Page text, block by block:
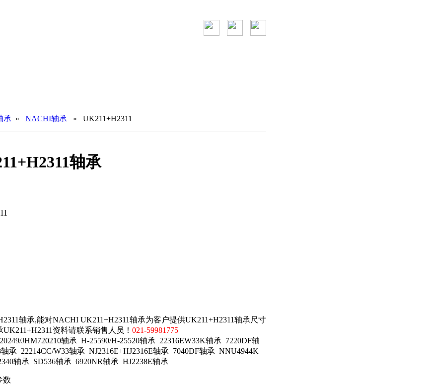
承 » NACHI轴承 » UK211+H2311
轴承
轴承,能对NACHI UK211+H2311轴承为客户提供UK211+H2311轴承尺寸
资料请联系销售人员！ 021-59981775
JHM720210轴承 H-25590/H-25520轴承 22316EW33K轴承 7220DF轴
承 22214CC/W33轴承 NJ2316E+HJ2316E轴承 7040DF轴承 NNU4944K
轴承 SD536轴承 6920NR轴承 HJ2238E轴承
数